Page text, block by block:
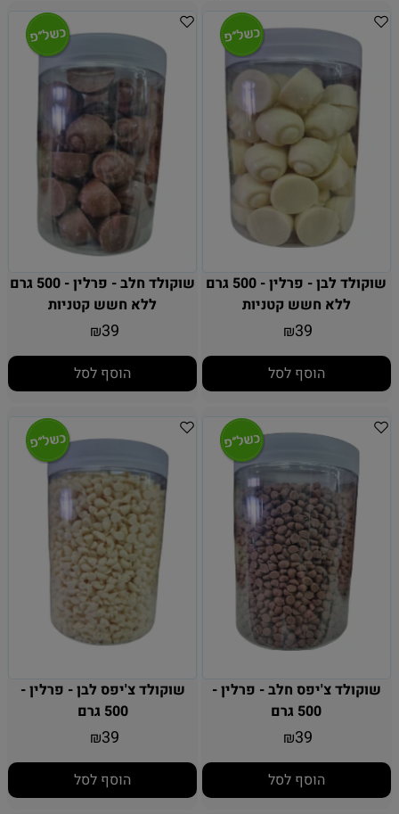
שוקולד לבן - פרלין - 500 גרם
ללא חשש קטניות
₪39
הוסף לסל
שוקולד חלב - פרלין - 500 גרם
ללא חשש קטניות
₪39
הוסף לסל
שוקולד צ'יפס חלב - פרלין -
500 גרם
₪39
הוסף לסל
שוקולד צ'יפס לבן - פרלין -
500 גרם
₪39
הוסף לסל